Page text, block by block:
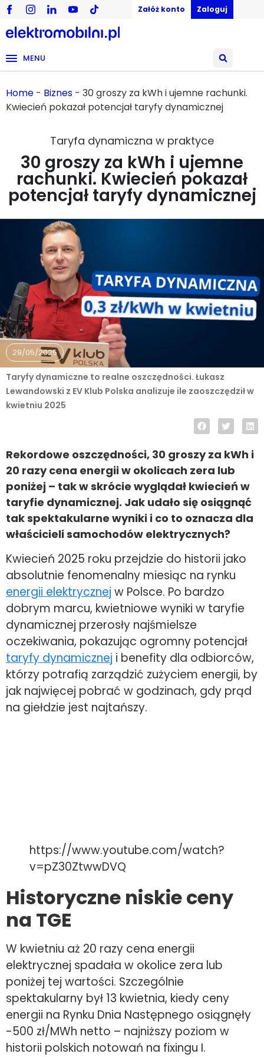
Załóż konto Zaloguj
MENU
Home - Biznes - 30 groszy za kWh i ujemne rachunki.
Kwiecień pokazał potencjał taryfy dynamicznej
Taryfa dynamiczna w praktyce
30 groszy za kWh i ujemne
rachunki. Kwiecień pokazał
potencjał taryfy dynamicznej
29/05/2025
Taryfy dynamiczne to realne oszczędności. Łukasz
Lewandowski z EV Klub Polska analizuje ile zaoszczędził w
kwietniu 2025
Rekordowe oszczędności, 30 groszy za kWh i
20 razy cena energii w okolicach zera lub
poniżej – tak w skrócie wyglądał kwiecień w
taryfie dynamicznej. Jak udało się osiągnąć
tak spektakularne wyniki i co to oznacza dla
właścicieli samochodów elektrycznych?
Kwiecień 2025 roku przejdzie do historii jako
absolutnie fenomenalny miesiąc na rynku
energii elektrycznej w Polsce. Po bardzo
dobrym marcu, kwietniowe wyniki w taryfie
dynamicznej przerosły najśmielsze
oczekiwania, pokazując ogromny potencjał
taryfy dynamicznej i benefity dla odbiorców,
którzy potrafią zarządzić zużyciem energii, by
jak najwięcej pobrać w godzinach, gdy prąd
na giełdzie jest najtańszy.
https://www.youtube.com/watch?
v=pZ30ZtwwDVQ
Historyczne niskie ceny
na TGE
W kwietniu aż 20 razy cena energii
elektrycznej spadała w okolice zera lub
poniżej tej wartości. Szczególnie
spektakularny był 13 kwietnia, kiedy ceny
energii na Rynku Dnia Następnego osiągnęły
-500 zł/MWh netto – najniższy poziom w
historii polskich notowań na fixingu I.